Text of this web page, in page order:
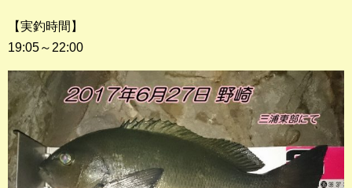
【実釣時間】
19:05～22:00